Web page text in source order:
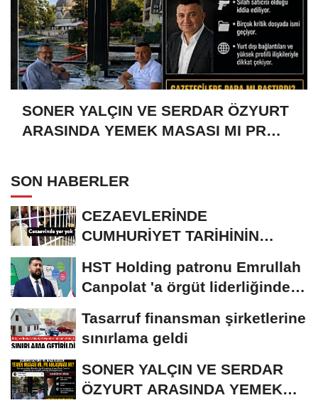
SONER YALÇIN VE SERDAR ÖZYURT
ARASINDA YEMEK MASASI MI PR
SON HABERLER
CEZAEVLERİNDE
CUMHURİYET TARİHİNİN
KİŞİ...
HST Holding patronu Emrullah
Canpolat 'a örgüt liderliğinden
Tasarruf finansman şirketlerine
sınırlama geldi
SONER YALÇIN VE SERDAR
ÖZYURT ARASINDA YEMEK